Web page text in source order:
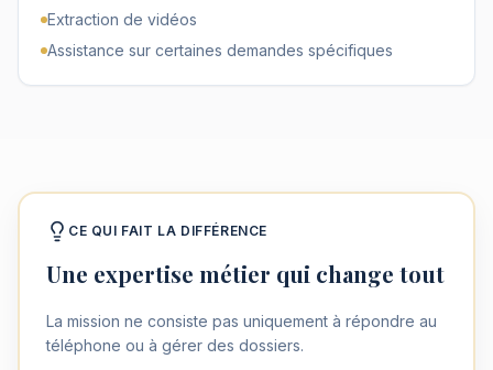
Extraction de vidéos
Assistance sur certaines demandes spécifiques
CE QUI FAIT LA DIFFÉRENCE
Une expertise métier qui change tout
La mission ne consiste pas uniquement à répondre au
téléphone ou à gérer des dossiers.